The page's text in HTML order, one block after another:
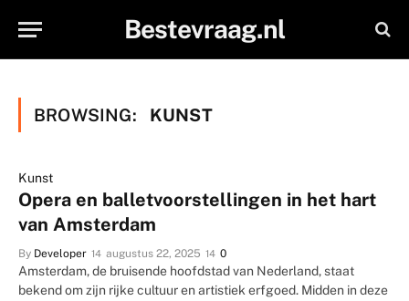
Bestevraag.nl
BROWSING: KUNST
Kunst
Opera en balletvoorstellingen in het hart
van Amsterdam
By Developer augustus 22, 2025 0
Amsterdam, de bruisende hoofdstad van Nederland, staat
bekend om zijn rijke cultuur en artistiek erfgoed. Midden in deze